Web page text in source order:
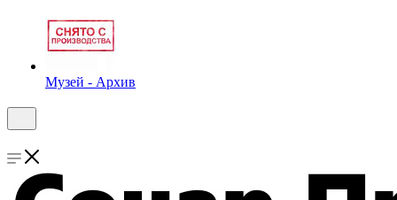
Музей - Архив